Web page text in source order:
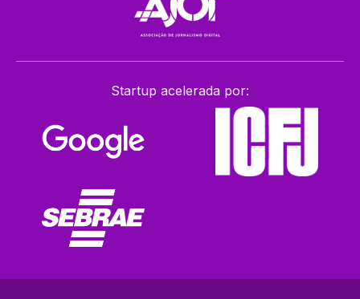
Startup acelerada por: